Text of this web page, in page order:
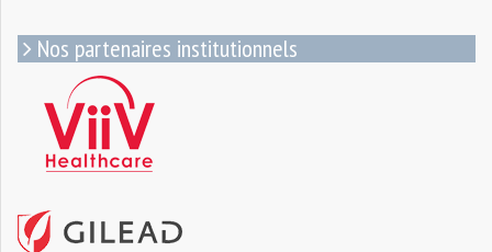
Nos partenaires institutionnels